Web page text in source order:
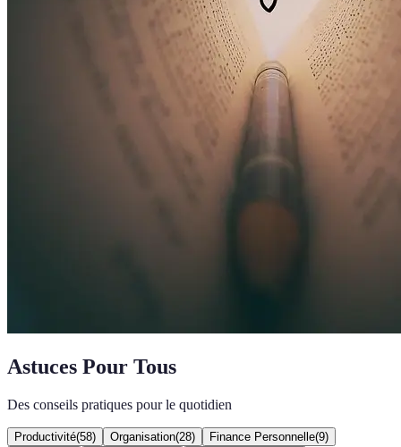
Astuces Pour Tous
Des conseils pratiques pour le quotidien
Productivité(58) Organisation(28) Finance Personnelle(9)